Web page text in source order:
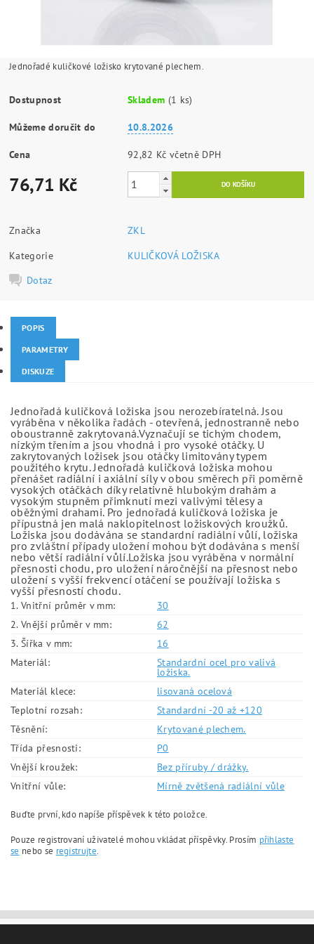
Jednořadé kuličkové ložisko krytované plechem.
Dostupnost Skladem (1 ks)
Můžeme doručit do 10.8.2026
Cena 92,82 Kč včetně DPH
76,71 Kč
Značka
ZKL
Kategorie
KULIČKOVÁ LOŽISKA
Dotaz
POPIS
PARAMETRY
DISKUZE
Jednořadá kuličková ložiska jsou nerozebíratelná. Jsou
vyráběna v několika řadách - otevřená, jednostranně nebo
oboustranně zakrytovaná.Vyznačují se tichým chodem,
nízkým třením a jsou vhodná i pro vysoké otáčky. U
zakrytovaných ložisek jsou otáčky limitovány typem
použitého krytu. Jednořadá kuličková ložiska mohou
přenášet radiální i axiální síly v obou směrech při poměrně
vysokých otáčkách díky relativně hlubokým drahám a
vysokým stupněm přimknutí mezi valivými tělesy a
oběžnými drahami. Pro jednořadá kuličková ložiska je
přípustná jen malá naklopitelnost ložiskových kroužků.
Ložiska jsou dodávána se standardní radiální vůlí, ložiska
pro zvláštní případy uložení mohou být dodávána s menší
nebo větší radiální vůlí.Ložiska jsou vyráběna v normální
přesnosti chodu, pro uložení náročnější na přesnost nebo
uložení s vyšší frekvencí otáčení se používají ložiska s
vyšší přesností chodu.
1. Vnitřní průměr v mm:
30
2. Vnější průměr v mm:
62
3. Šířka v mm:
16
Materiál:
Standardní ocel pro valivá
ložiska.
Materiál klece:
lisovaná ocelová
Teplotní rozsah:
Standardní -20 až +120
Těsnění:
Krytované plechem.
Třída přesnosti:
P0
Vnější kroužek:
Bez příruby / drážky.
Vnitřní vůle:
Mírně zvětšená radiální vůle
Buďte první, kdo napíše příspěvek k této položce.
Pouze registrovaní uživatelé mohou vkládat příspěvky. Prosím přihlaste
se nebo se registrujte.